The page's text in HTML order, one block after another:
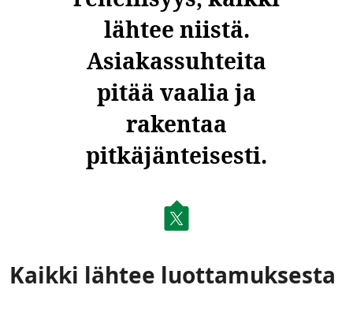
lähtee niistä.
Asiakassuhteita
pitää vaalia ja
rakentaa
pitkäjänteisesti.
Kaikki lähtee luottamuksesta